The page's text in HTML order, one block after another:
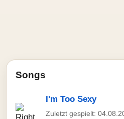
Songs
I'm Too Sexy
Zuletzt gespielt: